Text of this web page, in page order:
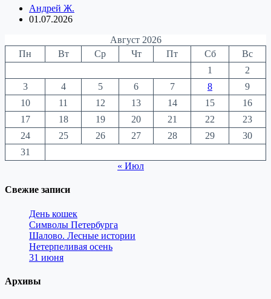
Андрей Ж.
01.07.2026
Август 2026
Пн
Вт Ср Чт Пт Сб
Вс
1
2
3
4 5 6 7 8
9
10
11 12 13 14 15
16
17
18 19 20 21 22
23
24
25 26 27 28 29
30
31
« Июл
Свежие записи
День кошек
Символы Петербурга
Шалово. Лесные истории
Нетерпеливая осень
31 июня
Архивы